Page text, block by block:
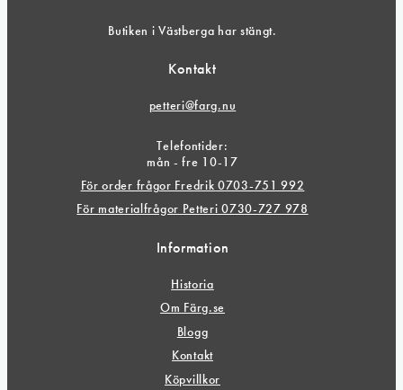
Butiken i Västberga har stängt.
Kontakt
petteri@farg.nu
Telefontider:
mån - fre 10-17
För order frågor Fredrik 0703-751 992
För materialfrågor Petteri 0730-727 978
Information
Historia
Om Färg.se
Blogg
Kontakt
Köpvillkor